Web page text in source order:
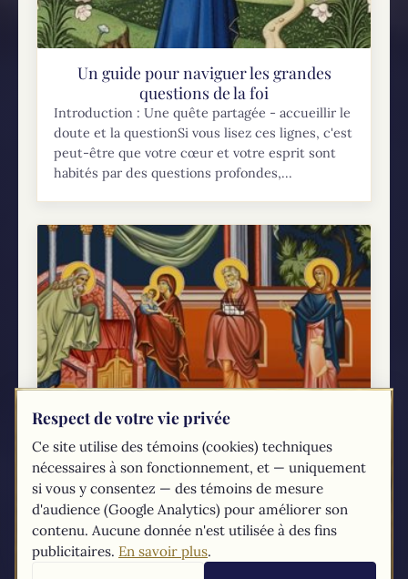
Un guide pour naviguer les grandes
questions de la foi
Introduction : Une quête partagée - accueillir le
doute et la questionSi vous lisez ces lignes, c'est
peut-être que votre cœur et votre esprit sont
habités par des questions profondes,...
Fête de la Présentation de la Vierge Marie:
21 novembre
Le 21 novembre, l'Église catholique célèbre la
Présentation de la Vierge Marie. Cette fête,
moins connue que d'autres dédiées à Marie,
offre une riche perspective sur l'engagement
envers Dieu et...
Respect de votre vie privée
Ce site utilise des témoins (cookies) techniques
nécessaires à son fonctionnement, et — uniquement
si vous y consentez — des témoins de mesure
d'audience (Google Analytics) pour améliorer son
contenu. Aucune donnée n'est utilisée à des fins
publicitaires. En savoir plus.